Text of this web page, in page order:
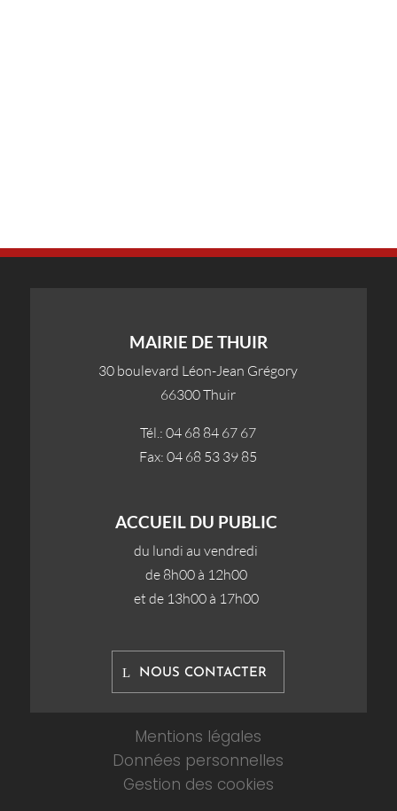
MAIRIE DE THUIR
30 boulevard Léon-Jean Grégory
66300 Thuir
Tél.: 04 68 84 67 67
Fax: 04 68 53 39 85
ACCUEIL DU PUBLIC
du lundi au vendredi
de 8h00 à 12h00
et de 13h00 à 17h00
NOUS CONTACTER
Mentions légales
Données personnelles
Gestion des cookies